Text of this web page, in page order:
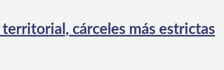
cárceles más estrictas